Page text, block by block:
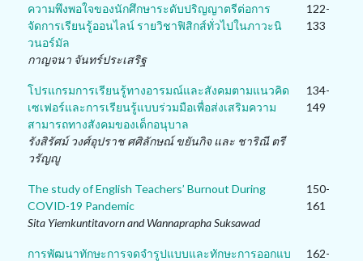
ความพึงพอใจของนักศึกษาระดับปริญญาตรีต่อการ
จัดการเรียนรู้ออนไลน์ รายวิชาฟิสิกส์ทั่วไปในภาวะนิ
วนอร์มัล
กาญจนา จันทร์ประเสริฐ
122-
133
โปรแกรมการเรียนรู้ทางอารมณ์และสังคมตามแนวคิด
เซเฟอร์และการเรียนรู้แบบร่วมมือเพื่อส่งเสริมความ
สามารถทางสังคมของเด็กอนุบาล
รังสิรัศม์ วงศ์อุปราช ศศิลักษณ์ ขยันกิจ และ ชาริณี ตรี
วรัญญู
134-
149
The study of English Teachers’ Burnout During
COVID-19 Pandemic
Sita Yiemkuntitavorn and Wannaprapha Suksawad
150-
161
การพัฒนาทักษะการจดจำรูปแบบและทักษะการออกแบ
162-